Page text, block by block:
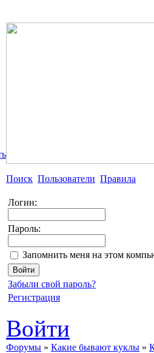
Поиск Пользователи Правила
Логин:
Пароль:
Запомнить меня на этом
Забыли свой пароль?
Регистрация
Войти
Форумы » Какие бывают куклы »